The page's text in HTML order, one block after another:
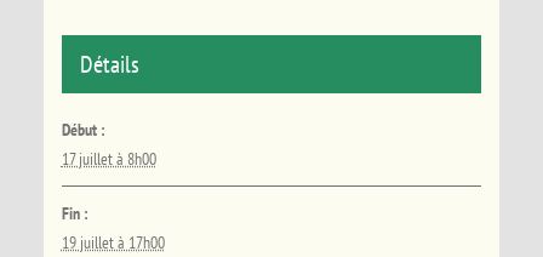
Détails
Début :
17 juillet à 8h00
Fin :
19 juillet à 17h00